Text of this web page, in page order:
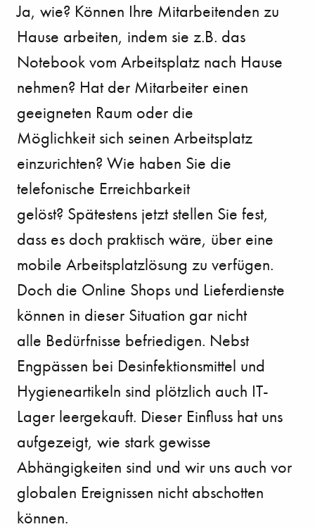
Ja, wie? Können Ihre Mitarbeitenden zu
Hause arbeiten, indem sie z.B. das
Notebook vom Arbeitsplatz nach Hause
nehmen? Hat der Mitarbeiter einen
geeigneten Raum oder die
Möglichkeit sich seinen Arbeitsplatz
einzurichten? Wie haben Sie die
telefonische Erreichbarkeit
gelöst? Spätestens jetzt stellen Sie fest,
dass es doch praktisch wäre, über eine
mobile Arbeitsplatzlösung zu verfügen.
Doch die Online Shops und Lieferdienste
können in dieser Situation gar nicht
alle Bedürfnisse befriedigen. Nebst
Engpässen bei Desinfektionsmittel und
Hygieneartikeln sind plötzlich auch IT-
Lager leergekauft. Dieser Einfluss hat uns
aufgezeigt, wie stark gewisse
Abhängigkeiten sind und wir uns auch vor
globalen Ereignissen nicht abschotten
können.